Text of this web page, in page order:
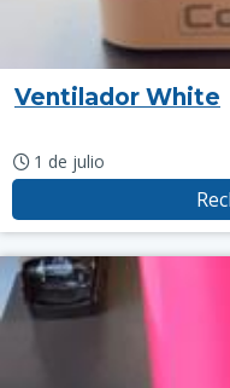
Ventilador White
1 de julio